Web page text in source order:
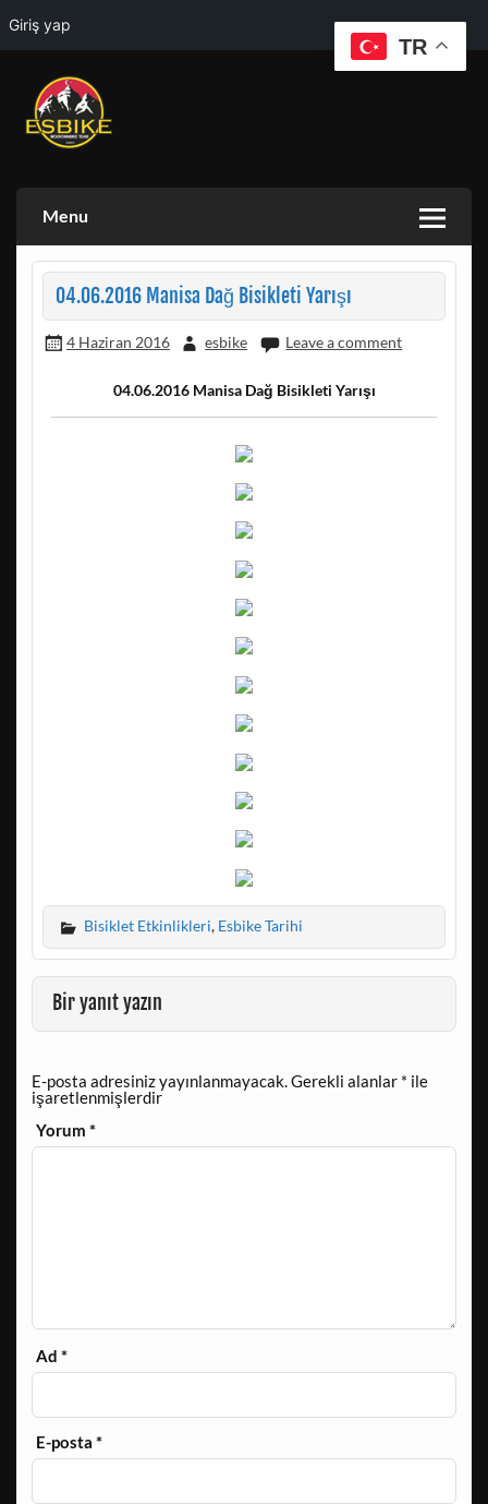
Giriş yap
Skip
content
Menu
04.06.2016 Manisa Dağ Bisikleti Yarışı
4 Haziran 2016 esbike Leave a comment
04.06.2016 Manisa Dağ Bisikleti Yarışı
Bisiklet Etkinlikleri, Esbike Tarihi
Bir yanıt yazın
E-posta adresiniz yayınlanmayacak. Gerekli alanlar * ile
işaretlenmişlerdir
Yorum*
Ad*
E-posta*
TR